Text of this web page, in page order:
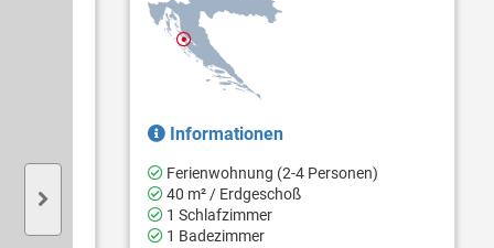
Informationen
Ferienwohnung (2-4 Personen)
40 m² / Erdgeschoß
1 Schlafzimmer
1 Badezimmer